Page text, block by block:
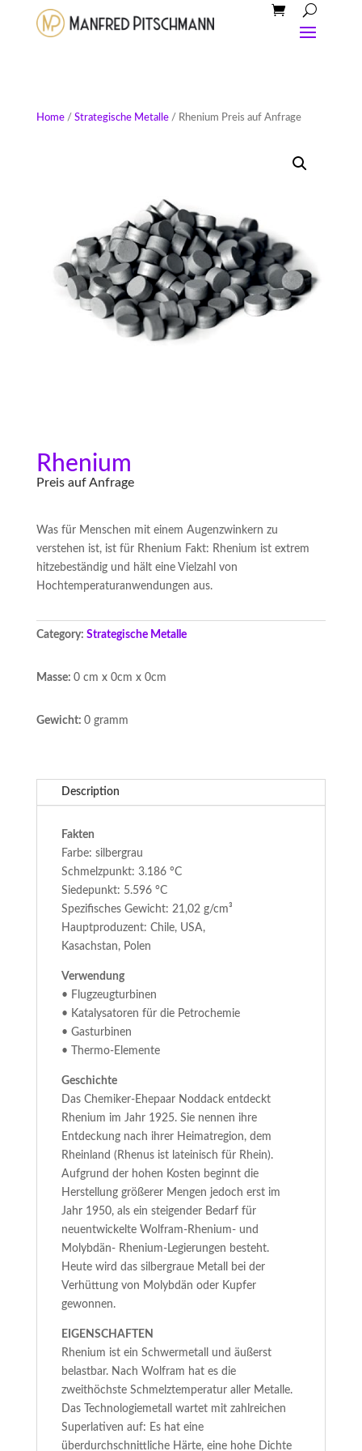
Home/ Strategische Metalle/ Rhenium Preis auf Anfrage
Rhenium
Preis auf Anfrage
Was für Menschen mit einem Augenzwinkern zu
verstehen ist, ist für Rhenium Fakt: Rhenium ist extrem
hitzebeständig und hält eine Vielzahl von
Hochtemperaturanwendungen aus.
Category: Strategische Metalle
Masse: 0 cm x 0cm x 0cm
Gewicht: 0 gramm
Description
Fakten
Farbe: silbergrau
Schmelzpunkt: 3.186 °C
Siedepunkt: 5.596 °C
Spezifisches Gewicht: 21,02 g/cm³
Hauptproduzent: Chile, USA,
Kasachstan, Polen
Verwendung
• Flugzeugturbinen
• Katalysatoren für die Petrochemie
• Gasturbinen
• Thermo-Elemente
Geschichte
Das Chemiker-Ehepaar Noddack entdeckt
Rhenium im Jahr 1925. Sie nennen ihre
Entdeckung nach ihrer Heimatregion, dem
Rheinland (Rhenus ist lateinisch für Rhein).
Aufgrund der hohen Kosten beginnt die
Herstellung größerer Mengen jedoch erst im
Jahr 1950, als ein steigender Bedarf für
neuentwickelte Wolfram-Rhenium- und
Molybdän- Rhenium-Legierungen besteht.
Heute wird das silbergraue Metall bei der
Verhüttung von Molybdän oder Kupfer
gewonnen.
EIGENSCHAFTEN
Rhenium ist ein Schwermetall und äußerst
belastbar. Nach Wolfram hat es die
zweithöchste Schmelztemperatur aller Metalle.
Das Technologiemetall wartet mit zahlreichen
Superlativen auf: Es hat eine
überdurchschnittliche Härte, eine hohe Dichte